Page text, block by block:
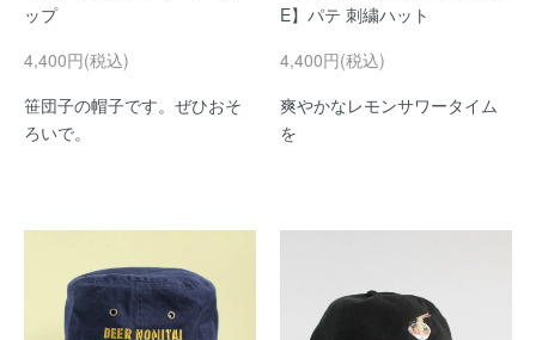
ップ
4,400円(税込)
笹団子の帽子です。ぜひおそ
ろいで。
E】パテ 刺繍ハット
4,400円(税込)
爽やかなレモンサワータイム
を